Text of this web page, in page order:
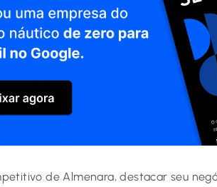
de Almenara, destacar seu